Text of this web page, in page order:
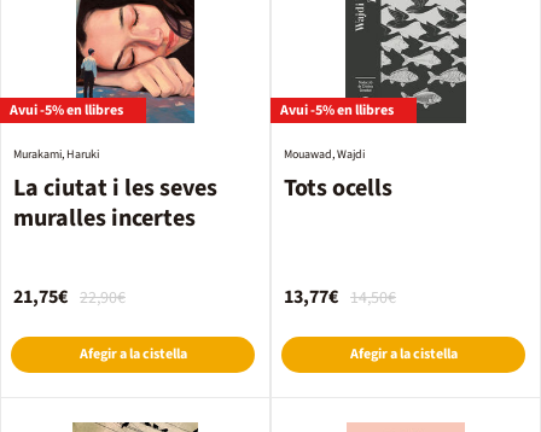
Avui -5% en llibres
La ciutat i les seves
muralles incertes
Murakami, Haruki
22,90€
21,75€
Afegir a la cistella
Avui -5% en llibres
Tots ocells
Mouawad, Wajdi
14,50€
13,77€
Afegir a la cistella